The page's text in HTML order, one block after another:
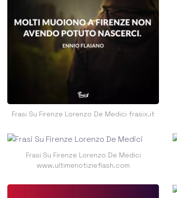
Frasi Su Firenze Lorenzo De Medici frasix.it
Frasi Su Firenze Lorenzo De Medici
www.ultimenotizieflash.com